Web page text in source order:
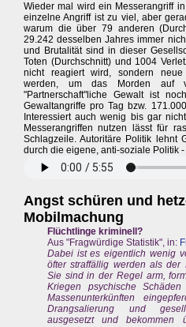
Wieder mal wird ein Messerangriff
einzelne Angriff ist zu viel, aber
warum die über 79 anderen
29.242 desselben Jahres immer
und Brutalität sind in dieser
Toten (Durchschnitt) und 1004
nicht reagiert wird, sondern
werden, um das Morden auf
"Partnerschaft"liche Gewalt ist
Gewaltangriffe pro Tag bzw.
Interessiert auch wenig bis gar
Messerangriffen nutzen lässt für
Schlagzeile. Autoritäre Politik lehnt
durch die eigene, anti-soziale Politik
Angst schüren und
Mobilmachung
Flüchtlinge kriminell?
Aus "Fragwürdige Statistik", in:
Dabei ist es eigentlich wenig
öfter straffällig werden als der
Sie sind in der Regel arm,
Kriegen psychische
Massenunterkünften
Drangsalierung und
ausgesetzt und bekommen